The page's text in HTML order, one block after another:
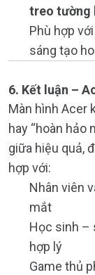
treo tường
Phù hợp
sáng tạo
6. Kết luận –
Màn hình Acer
hay “hoàn hảo
giữa hiệu quả,
hợp với:
Nhân viên
mắt
Học sinh –
hợp lý
Game thủ